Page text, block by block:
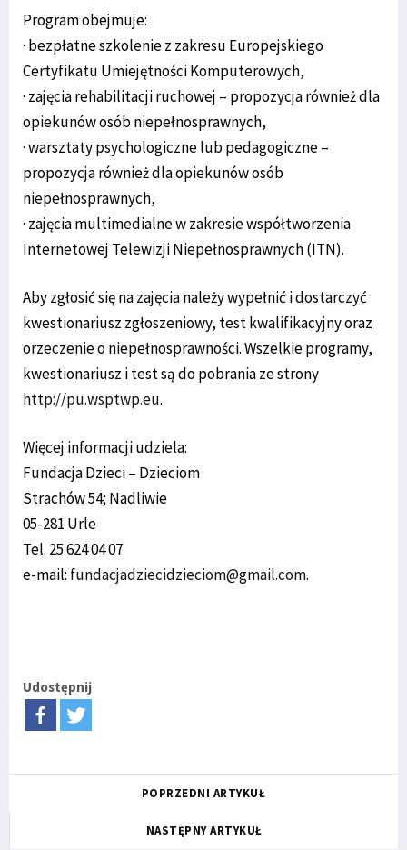
Program obejmuje:
· bezpłatne szkolenie z zakresu Europejskiego
Certyfikatu Umiejętności Komputerowych,
· zajęcia rehabilitacji ruchowej – propozycja również dla
opiekunów osób niepełnosprawnych,
· warsztaty psychologiczne lub pedagogiczne –
propozycja również dla opiekunów osób
niepełnosprawnych,
· zajęcia multimedialne w zakresie współtworzenia
Internetowej Telewizji Niepełnosprawnych (ITN).
Aby zgłosić się na zajęcia należy wypełnić i dostarczyć
kwestionariusz zgłoszeniowy, test kwalifikacyjny oraz
orzeczenie o niepełnosprawności. Wszelkie programy,
kwestionariusz i test są do pobrania ze strony
http://pu.wsptwp.eu.
Więcej informacji udziela:
Fundacja Dzieci – Dzieciom
Strachów 54; Nadliwie
05-281 Urle
Tel. 25 624 04 07
e-mail: fundacjadziecidzieciom@gmail.com.
Udostępnij
POPRZEDNI ARTYKUŁ
NASTĘPNY ARTYKUŁ